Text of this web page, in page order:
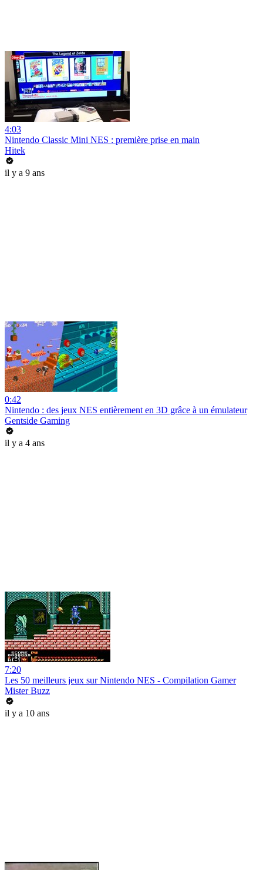
4:03
Nintendo Classic Mini NES : première prise en main
Hitek
il y a 9 ans
0:42
Nintendo : des jeux NES entièrement en 3D grâce à un émulateur
Gentside Gaming
il y a 4 ans
7:20
Les 50 meilleurs jeux sur Nintendo NES - Compilation Gamer
Mister Buzz
il y a 10 ans